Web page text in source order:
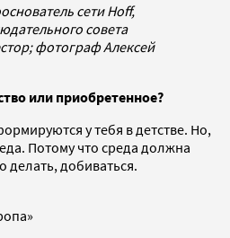
сети Hoff,
совета
фотограф Алексей
или приобретенное?
у тебя в детстве. Но,
Потому что среда должна
делать, добиваться.